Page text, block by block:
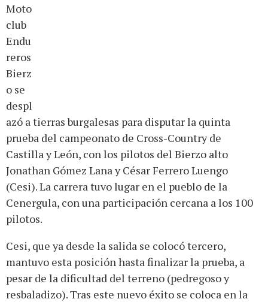
Moto
club
Endu
reros
Bierz
o se
despl
azó a tierras burgalesas para disputar la quinta
prueba del campeonato de Cross-Country de
Castilla y León, con los pilotos del Bierzo alto
Jonathan Gómez Lana y César Ferrero Luengo
(Cesi). La carrera tuvo lugar en el pueblo de la
Cenergula, con una participación cercana a los 100
pilotos.
Cesi, que ya desde la salida se colocó tercero,
mantuvo esta posición hasta finalizar la prueba, a
pesar de la dificultad del terreno (pedregoso y
resbaladizo). Tras este nuevo éxito se coloca en la